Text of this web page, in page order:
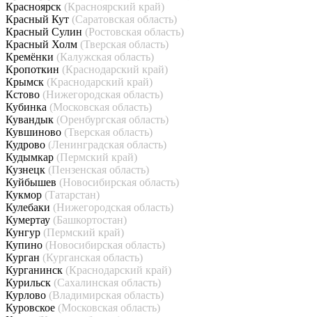
Красноярск (Красноярский край)
Красный Кут (Саратовская область)
Красный Сулин (Ростовская область)
Красный Холм (Тверская область)
Кремёнки (Калужская область)
Кропоткин (Краснодарский край)
Крымск (Краснодарский край)
Кстово (Нижегородская область)
Кубинка (Московская область)
Кувандык (Оренбургская область)
Кувшиново (Тверская область)
Кудрово (Ленинградская область)
Кудымкар (Пермский край)
Кузнецк (Пензенская область)
Куйбышев (Новосибирская область)
Кукмор (Татарстан)
Кулебаки (Нижегородская область)
Кумертау (Башкортостан)
Кунгур (Пермский край)
Купино (Новосибирская область)
Курган (Курганская область)
Курганинск (Краснодарский край)
Курильск (Сахалинская область)
Курлово (Владимирская область)
Куровское (Московская область)